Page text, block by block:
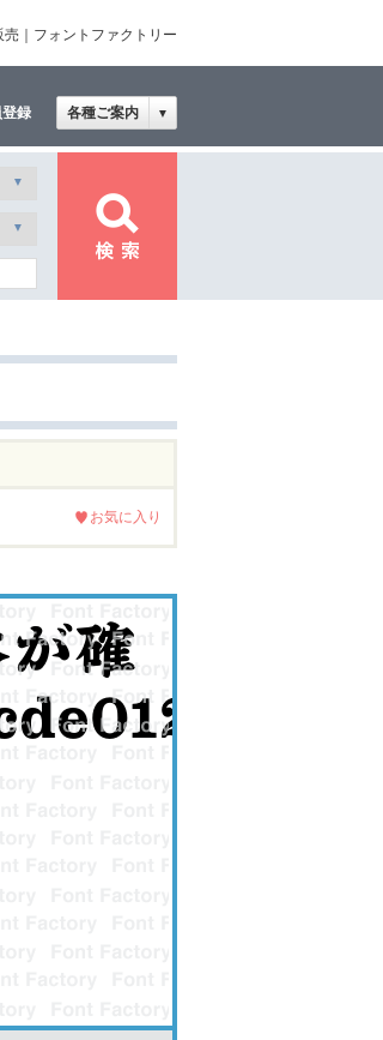
｜フォントファクトリー
登録 各種ご案内 ▼
お気に入り